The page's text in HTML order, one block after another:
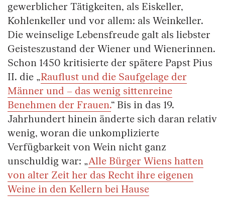
gewerblicher Tätigkeiten, als Eiskeller,
Kohlenkeller und vor allem: als Weinkeller.
Die weinselige Lebensfreude galt als liebster
Geisteszustand der Wiener und Wienerinnen.
Schon 1450 kritisierte der spätere Papst Pius
II. die „Rauflust und die Saufgelage der
Männer und – das wenig sittenreine
Benehmen der Frauen.“ Bis in das 19.
Jahrhundert hinein änderte sich daran relativ
wenig, woran die unkomplizierte
Verfügbarkeit von Wein nicht ganz
unschuldig war: „Alle Bürger Wiens hatten
von alter Zeit her das Recht ihre eigenen
Weine in den Kellern bei Hause